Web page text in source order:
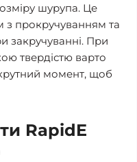
шурупа. Це
прокручуванням та
закручуванні. При
твердістю варто
момент, щоб
RapidE